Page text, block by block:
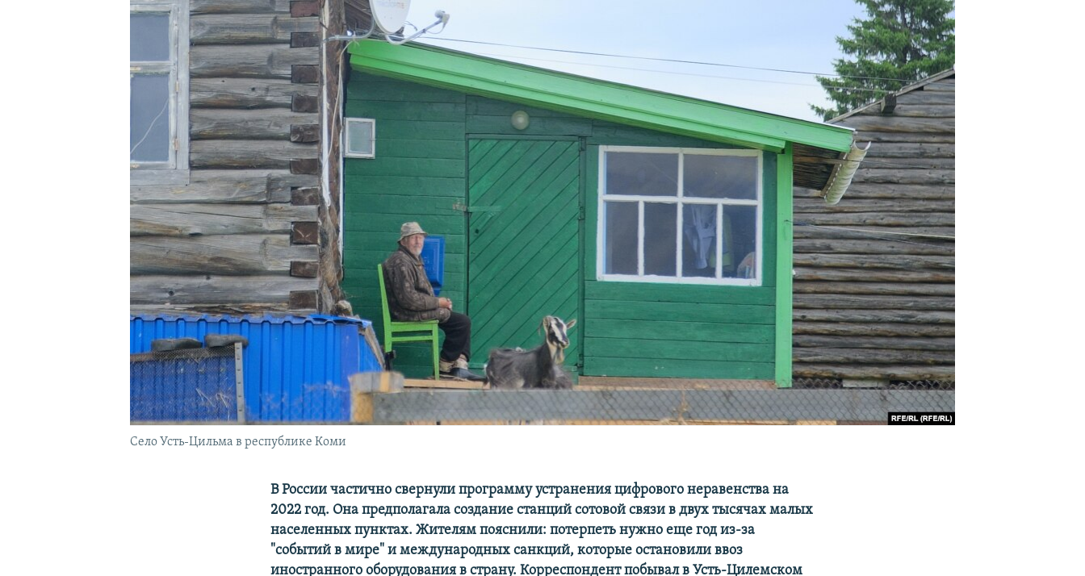
ПОДПИШИТЕСЬ НА РАССЫЛКУ
Село Усть-Цильма в республике Коми
В России частично свернули программу устранения цифрового неравенства на
2022 год. Она предполагала создание станций сотовой связи в двух тысячах малых
населенных пунктах. Жителям пояснили: потерпеть нужно еще год из-за
"событий в мире" и международных санкций, которые остановили ввоз
иностранного оборудования в страну. Корреспондент побывал в Усть-Цилемском